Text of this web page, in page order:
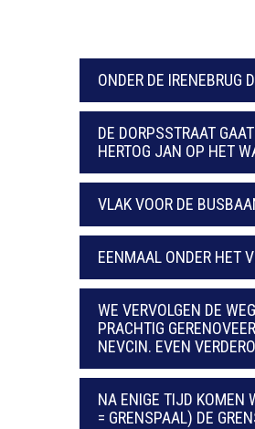
ONDER DE IRENEBRUG
DE DORPSSTRAAT
HERTOG JAN OP HET
VLAK VOOR DE
EENMAAL ONDER HET
WE VERVOLGEN DE
PRACHTIG
NEVCIN. EVEN
NA ENIGE TIJD KOMEN
= GRENSPAAL) DE